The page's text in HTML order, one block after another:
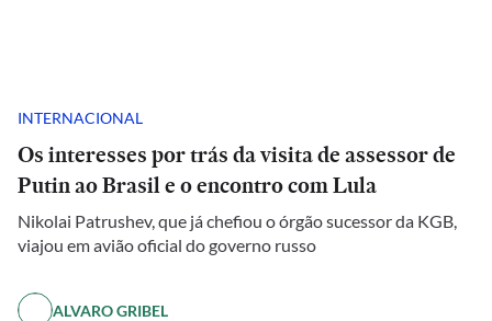
INTERNACIONAL
Os interesses por trás da visita de assessor de
Putin ao Brasil e o encontro com Lula
Nikolai Patrushev, que já chefiou o órgão sucessor da KGB,
viajou em avião oficial do governo russo
ALVARO GRIBEL